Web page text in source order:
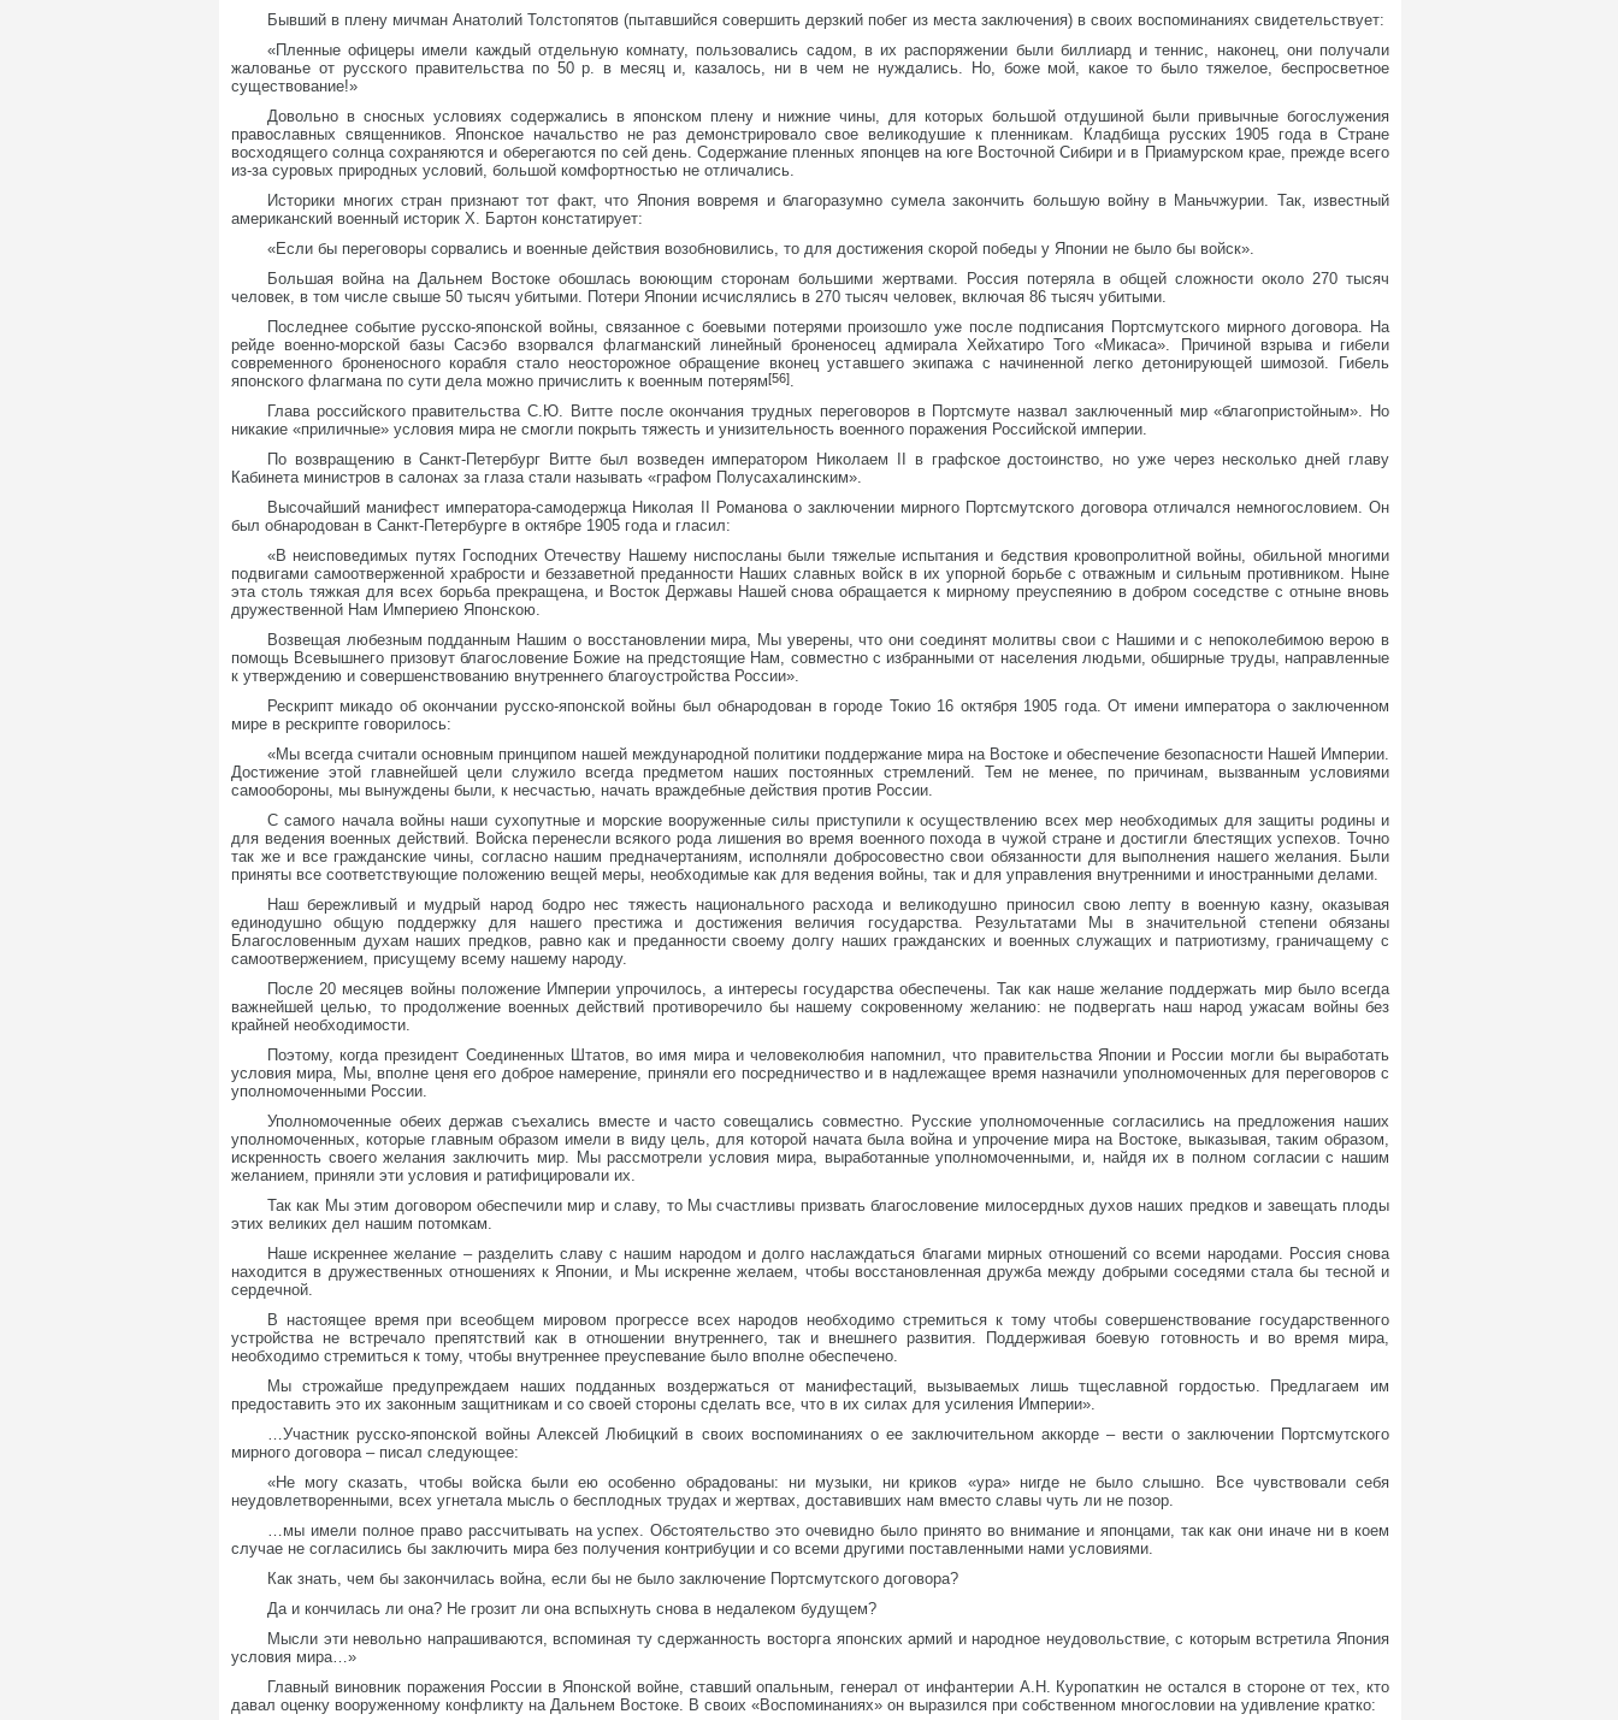
Бывший в плену мичман Анатолий Толстопятов (пытавшийся совершить дерзкий побег из места заключения) в своих воспоминаниях свидетельствует:
«Пленные офицеры имели каждый отдельную комнату, пользовались садом, в их распоряжении были биллиард и теннис, наконец, они получали
жалованье от русского правительства по 50 р. в месяц и, казалось, ни в чем не нуждались. Но, боже мой, какое то было тяжелое, беспросветное
существование!»
Довольно в сносных условиях содержались в японском плену и нижние чины, для которых большой отдушиной были привычные богослужения
православных священников. Японское начальство не раз демонстрировало свое великодушие к пленникам. Кладбища русских 1905 года в Стране
восходящего солнца сохраняются и оберегаются по сей день. Содержание пленных японцев на юге Восточной Сибири и в Приамурском крае, прежде всего
из-за суровых природных условий, большой комфортностью не отличались.
Историки многих стран признают тот факт, что Япония вовремя и благоразумно сумела закончить большую войну в Маньчжурии. Так, известный
американский военный историк Х. Бартон констатирует:
«Если бы переговоры сорвались и военные действия возобновились, то для достижения скорой победы у Японии не было бы войск».
Большая война на Дальнем Востоке обошлась воюющим сторонам большими жертвами. Россия потеряла в общей сложности около 270 тысяч
человек, в том числе свыше 50 тысяч убитыми. Потери Японии исчислялись в 270 тысяч человек, включая 86 тысяч убитыми.
Последнее событие русско-японской войны, связанное с боевыми потерями произошло уже после подписания Портсмутского мирного договора. На
рейде военно-морской базы Сасэбо взорвался флагманский линейный броненосец адмирала Хейхатиро Того «Микаса». Причиной взрыва и гибели
современного броненосного корабля стало неосторожное обращение вконец уставшего экипажа с начиненной легко детонирующей шимозой. Гибель
японского флагмана по сути дела можно причислить к военным потерям[56].
Глава российского правительства С.Ю. Витте после окончания трудных переговоров в Портсмуте назвал заключенный мир «благопристойным». Но
никакие «приличные» условия мира не смогли покрыть тяжесть и унизительность военного поражения Российской империи.
По возвращению в Санкт-Петербург Витте был возведен императором Николаем II в графское достоинство, но уже через несколько дней главу
Кабинета министров в салонах за глаза стали называть «графом Полусахалинским».
Высочайший манифест императора-самодержца Николая II Романова о заключении мирного Портсмутского договора отличался немногословием. Он
был обнародован в Санкт-Петербурге в октябре 1905 года и гласил:
«В неисповедимых путях Господних Отечеству Нашему ниспосланы были тяжелые испытания и бедствия кровопролитной войны, обильной многими
подвигами самоотверженной храбрости и беззаветной преданности Наших славных войск в их упорной борьбе с отважным и сильным противником. Ныне
эта столь тяжкая для всех борьба прекращена, и Восток Державы Нашей снова обращается к мирному преуспеянию в добром соседстве с отныне вновь
дружественной Нам Империею Японскою.
Возвещая любезным подданным Нашим о восстановлении мира, Мы уверены, что они соединят молитвы свои с Нашими и с непоколебимою верою в
помощь Всевышнего призовут благословение Божие на предстоящие Нам, совместно с избранными от населения людьми, обширные труды, направленные
к утверждению и совершенствованию внутреннего благоустройства России».
Рескрипт микадо об окончании русско-японской войны был обнародован в городе Токио 16 октября 1905 года. От имени императора о заключенном
мире в рескрипте говорилось:
«Мы всегда считали основным принципом нашей международной политики поддержание мира на Востоке и обеспечение безопасности Нашей Империи.
Достижение этой главнейшей цели служило всегда предметом наших постоянных стремлений. Тем не менее, по причинам, вызванным условиями
самообороны, мы вынуждены были, к несчастью, начать враждебные действия против России.
С самого начала войны наши сухопутные и морские вооруженные силы приступили к осуществлению всех мер необходимых для защиты родины и
для ведения военных действий. Войска перенесли всякого рода лишения во время военного похода в чужой стране и достигли блестящих успехов. Точно
так же и все гражданские чины, согласно нашим предначертаниям, исполняли добросовестно свои обязанности для выполнения нашего желания. Были
приняты все соответствующие положению вещей меры, необходимые как для ведения войны, так и для управления внутренними и иностранными делами.
Наш бережливый и мудрый народ бодро нес тяжесть национального расхода и великодушно приносил свою лепту в военную казну, оказывая
единодушно общую поддержку для нашего престижа и достижения величия государства. Результатами Мы в значительной степени обязаны
Благословенным духам наших предков, равно как и преданности своему долгу наших гражданских и военных служащих и патриотизму, граничащему с
самоотвержением, присущему всему нашему народу.
После 20 месяцев войны положение Империи упрочилось, а интересы государства обеспечены. Так как наше желание поддержать мир было всегда
важнейшей целью, то продолжение военных действий противоречило бы нашему сокровенному желанию: не подвергать наш народ ужасам войны без
крайней необходимости.
Поэтому, когда президент Соединенных Штатов, во имя мира и человеколюбия напомнил, что правительства Японии и России могли бы выработать
условия мира, Мы, вполне ценя его доброе намерение, приняли его посредничество и в надлежащее время назначили уполномоченных для переговоров с
уполномоченными России.
Уполномоченные обеих держав съехались вместе и часто совещались совместно. Русские уполномоченные согласились на предложения наших
уполномоченных, которые главным образом имели в виду цель, для которой начата была война и упрочение мира на Востоке, выказывая, таким образом,
искренность своего желания заключить мир. Мы рассмотрели условия мира, выработанные уполномоченными, и, найдя их в полном согласии с нашим
желанием, приняли эти условия и ратифицировали их.
Так как Мы этим договором обеспечили мир и славу, то Мы счастливы призвать благословение милосердных духов наших предков и завещать плоды
этих великих дел нашим потомкам.
Наше искреннее желание – разделить славу с нашим народом и долго наслаждаться благами мирных отношений со всеми народами. Россия снова
находится в дружественных отношениях к Японии, и Мы искренне желаем, чтобы восстановленная дружба между добрыми соседями стала бы тесной и
сердечной.
В настоящее время при всеобщем мировом прогрессе всех народов необходимо стремиться к тому чтобы совершенствование государственного
устройства не встречало препятствий как в отношении внутреннего, так и внешнего развития. Поддерживая боевую готовность и во время мира,
необходимо стремиться к тому, чтобы внутреннее преуспевание было вполне обеспечено.
Мы строжайше предупреждаем наших подданных воздержаться от манифестаций, вызываемых лишь тщеславной гордостью. Предлагаем им
предоставить это их законным защитникам и со своей стороны сделать все, что в их силах для усиления Империи».
…Участник русско-японской войны Алексей Любицкий в своих воспоминаниях о ее заключительном аккорде – вести о заключении Портсмутского
мирного договора – писал следующее:
«Не могу сказать, чтобы войска были ею особенно обрадованы: ни музыки, ни криков «ура» нигде не было слышно. Все чувствовали себя
неудовлетворенными, всех угнетала мысль о бесплодных трудах и жертвах, доставивших нам вместо славы чуть ли не позор.
…мы имели полное право рассчитывать на успех. Обстоятельство это очевидно было принято во внимание и японцами, так как они иначе ни в коем
случае не согласились бы заключить мира без получения контрибуции и со всеми другими поставленными нами условиями.
Как знать, чем бы закончилась война, если бы не было заключение Портсмутского договора?
Да и кончилась ли она? Не грозит ли она вспыхнуть снова в недалеком будущем?
Мысли эти невольно напрашиваются, вспоминая ту сдержанность восторга японских армий и народное неудовольствие, с которым встретила Япония
условия мира…»
Главный виновник поражения России в Японской войне, ставший опальным, генерал от инфантерии А.Н. Куропаткин не остался в стороне от тех, кто
давал оценку вооруженному конфликту на Дальнем Востоке. В своих «Воспоминаниях» он выразился при собственном многословии на удивление кратко: